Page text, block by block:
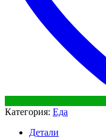
Категория: Еда
Детали